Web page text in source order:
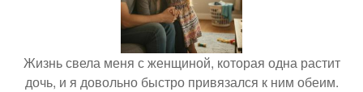
Жизнь свела меня с женщиной, которая одна растит
дочь, и я довольно быстро привязался к ним обеим.